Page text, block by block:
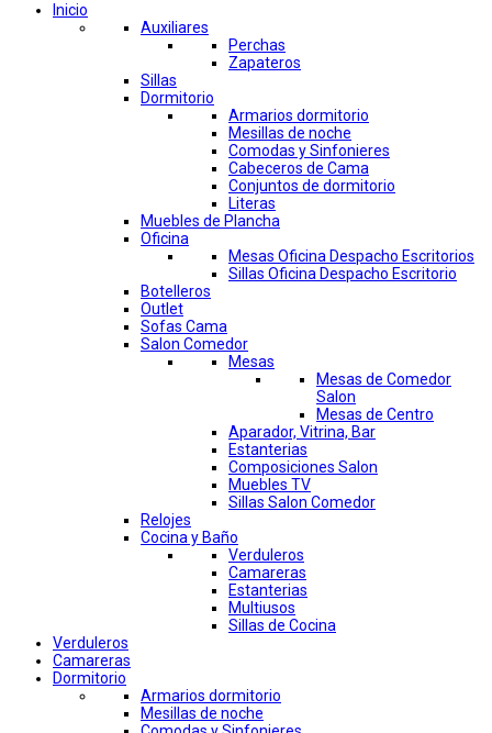
Inicio
Auxiliares
Perchas
Zapateros
Sillas
Dormitorio
Armarios dormitorio
Mesillas de noche
Comodas y Sinfonieres
Cabeceros de Cama
Conjuntos de dormitorio
Literas
Muebles de Plancha
Oficina
Mesas Oficina Despacho Escritorios
Sillas Oficina Despacho Escritorio
Botelleros
Outlet
Sofas Cama
Salon Comedor
Mesas
Mesas de Comedor
Salon
Mesas de Centro
Aparador, Vitrina, Bar
Estanterias
Composiciones Salon
Muebles TV
Sillas Salon Comedor
Relojes
Cocina y Baño
Verduleros
Camareras
Estanterias
Multiusos
Sillas de Cocina
Verduleros
Camareras
Dormitorio
Armarios dormitorio
Mesillas de noche